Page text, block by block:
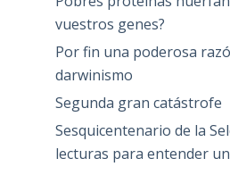
vuestros genes?
Por fin una poderosa
darwinismo
Segunda gran catástrofe
Sesquicentenario de la
lecturas para entender